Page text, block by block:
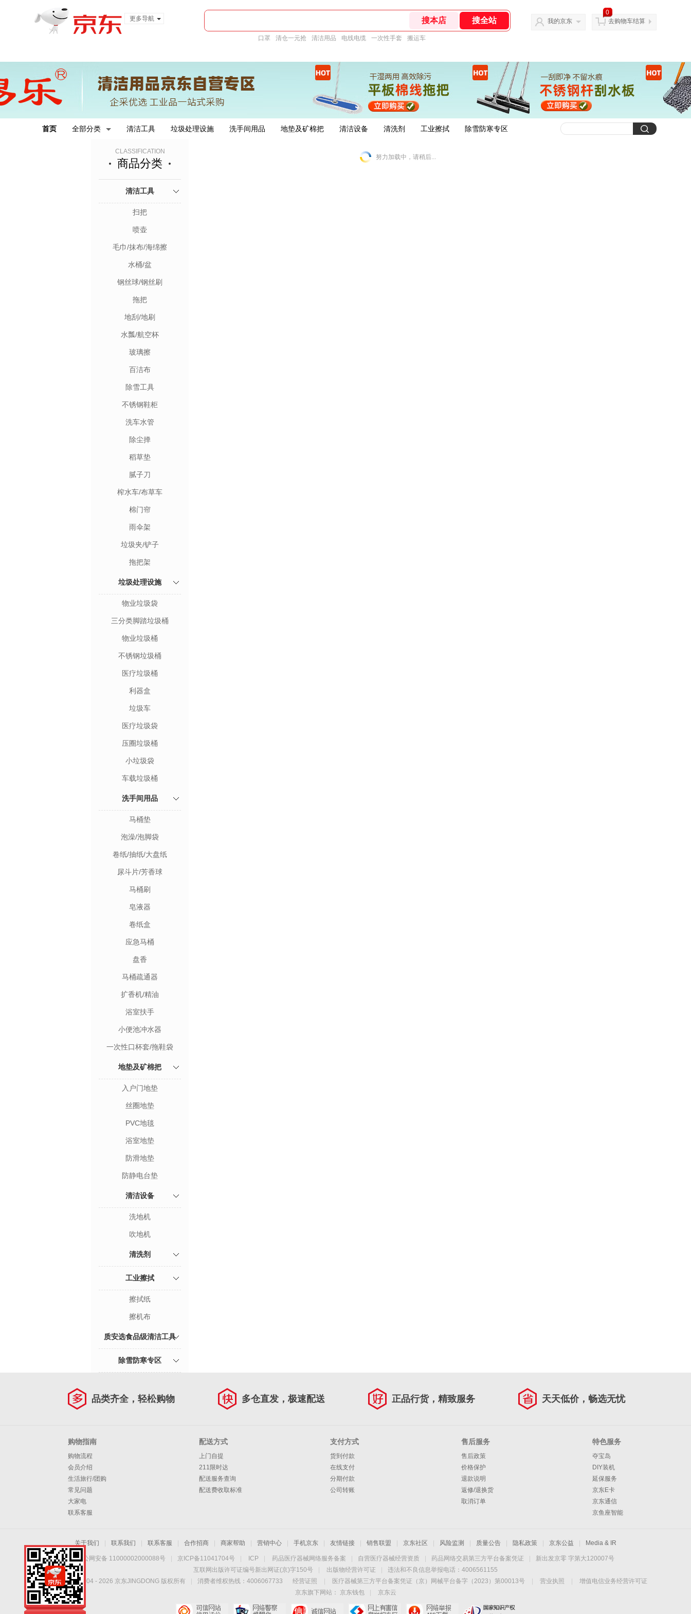
更多导航
口罩 清仓一元抢 清洁用品 电线电缆 一次性手套 搬运车
我的京东
0
去购物车结算
首页 全部分类 清洁工具 垃圾处理设施 洗手间用品 地垫及矿棉把 清洁设备 清洗剂 工业擦拭 除雪防寒专区
CLASSIFICATION
商品分类
清洁工具
扫把
喷壶
毛巾/抹布/海绵擦
水桶/盆
钢丝球/钢丝刷
拖把
地刮/地刷
水瓢/航空杯
玻璃擦
百洁布
除雪工具
不锈钢鞋柜
洗车水管
除尘掸
稻草垫
腻子刀
榨水车/布草车
棉门帘
雨伞架
垃圾夹/铲子
拖把架
垃圾处理设施
物业垃圾袋
三分类脚踏垃圾桶
物业垃圾桶
不锈钢垃圾桶
医疗垃圾桶
利器盒
垃圾车
医疗垃圾袋
压圈垃圾桶
小垃圾袋
车载垃圾桶
洗手间用品
马桶垫
泡澡/泡脚袋
卷纸/抽纸/大盘纸
尿斗片/芳香球
马桶刷
皂液器
卷纸盒
应急马桶
盘香
马桶疏通器
扩香机/精油
浴室扶手
小便池冲水器
一次性口杯套/拖鞋袋
地垫及矿棉把
入户门地垫
丝圈地垫
PVC地毯
浴室地垫
防滑地垫
防静电台垫
清洁设备
洗地机
吹地机
清洗剂
工业擦拭
擦拭纸
擦机布
质安选食品级清洁工具
除雪防寒专区
努力加载中，请稍后...
品类齐全，轻松购物 多仓直发，极速配送 正品行货，精致服务 天天低价，畅选无忧
购物指南
购物流程
会员介绍
生活旅行/团购
常见问题
大家电
联系客服
配送方式
上门自提
211限时达
配送服务查询
配送费收取标准
支付方式
货到付款
在线支付
分期付款
公司转账
售后服务
售后政策
价格保护
退款说明
返修/退换货
取消订单
特色服务
夺宝岛
DIY装机
延保服务
京东E卡
京东通信
京鱼座智能
关于我们 联系我们 联系客服 合作招商 商家帮助 营销中心 手机京东 友情链接 销售联盟 京东社区 风险监测 质量公告 隐私政策 京东公益 Media & IR
京公网安备 11000002000088号 京ICP备11041704号 ICP 药品医疗器械网络服务备案 自营医疗器械经营资质 药品网络交易第三方平台备案凭证
新出发京零 字第大120007号
互联网出版许可证编号新出网证(京)字150号
出版物经营许可证
违法和不良信息举报电话：4006561155
Copyright © 2004 - 2026 京东JINGDONG 版权所有 消费者维权热线：4006067733 经营证照 医疗器械第三方平台备案凭证（京）网械平台备字（2023）第00013号 营业执照
增值电信业务经营许可证
京东旗下网站：
京东钱包
京东云
手机扫一扫，劲爆优
惠触手可得！